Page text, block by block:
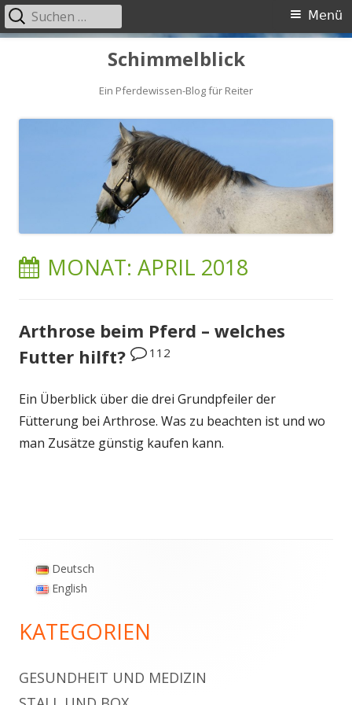
Schimmelblick
Ein Pferdewissen-Blog für Reiter
Primäres
Menü
Suche
nach:
MONAT: APRIL 2018
Arthrose beim Pferd – welches
Futter hilft?
112
Ein Überblick über die drei Grundpfeiler der
Fütterung bei Arthrose. Was zu beachten ist und wo
man Zusätze günstig kaufen kann.
Haupt-
Deutsch
English
KATEGORIEN
GESUNDHEIT UND MEDIZIN